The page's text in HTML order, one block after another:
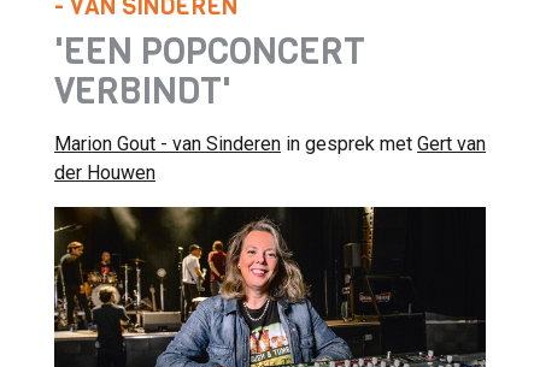
- VAN SINDEREN
'EEN POPCONCERT
VERBINDT'
Marion Gout - van Sinderen in gesprek met Gert van
der Houwen